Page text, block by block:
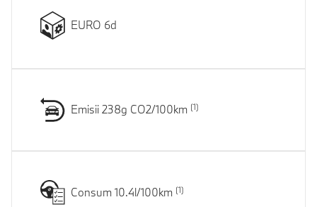
EURO 6d
Emisii 238g CO2/100km
Consum 10.4l/100km